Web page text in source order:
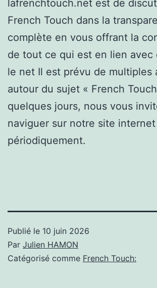
lafrenchtouch.net est de
French Touch dans la
complète en vous offrant la
de tout ce qui est en lien avec
le net Il est prévu de multiples
autour du sujet « French
quelques jours, nous vous
naviguer sur notre site internet
périodiquement.
Publié le 10 juin 2026
Par Julien HAMON
Catégorisé comme French Touch: